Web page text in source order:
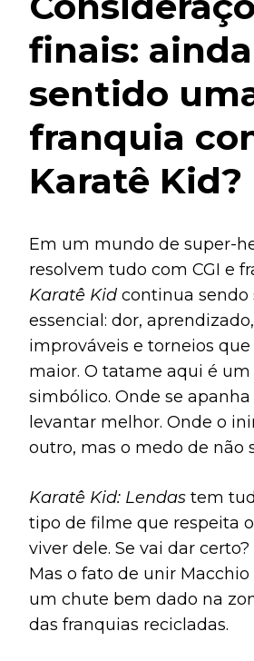
finais:
sentido
franquia
Karatê Kid?
Em um mundo de super-
resolvem tudo com CGI e
Karatê Kid continua sendo
essencial: dor,
improváveis e torneios
maior. O tatame aqui é
simbólico. Onde se
levantar melhor. Onde o
outro, mas o medo de não
Karatê Kid: Lendas tem
tipo de filme que respeita
viver dele. Se vai dar
Mas o fato de unir Macchio
um chute bem dado na
das franquias recicladas.